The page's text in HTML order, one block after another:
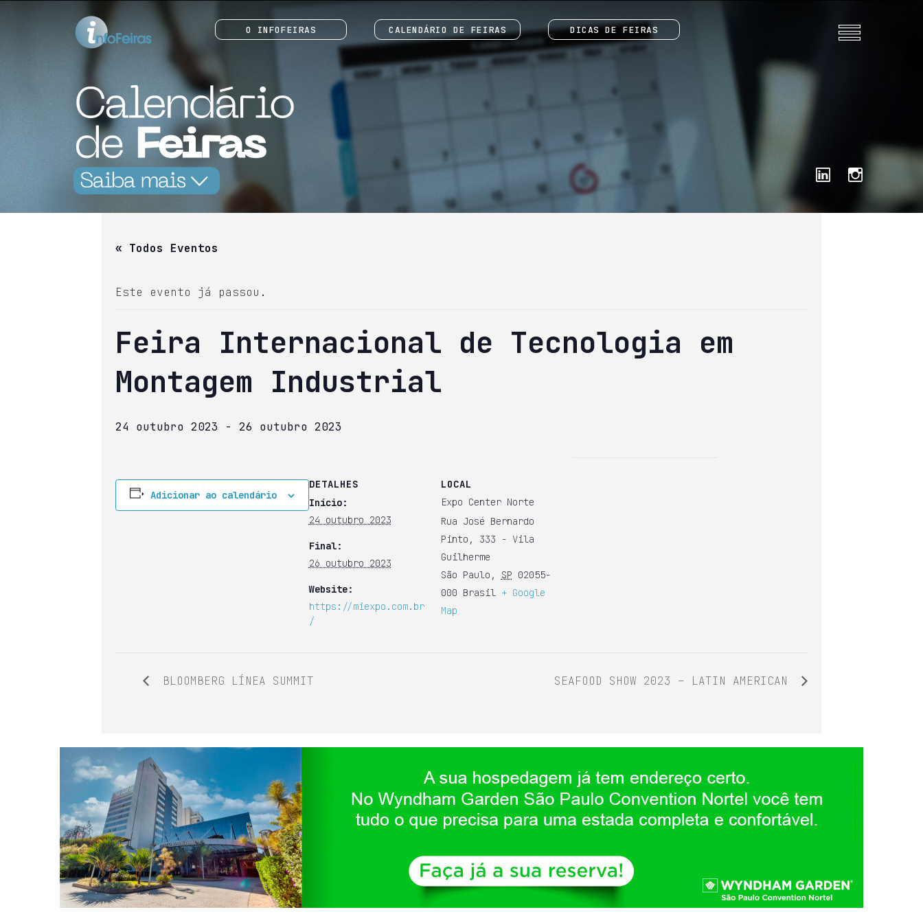
O INFOFEIRAS CALENDÁRIO DE FEIRAS DICAS DE FEIRAS
« Todos Eventos
Este evento já passou.
Feira Internacional de Tecnologia em
Montagem Industrial
24 outubro 2023 - 26 outubro 2023
Adicionar ao calendário
DETALHES
Início:
24 outubro 2023
Final:
26 outubro 2023
Website:
https://miexpo.com.br
/
LOCAL
Expo Center Norte
Rua José Bernardo
Pinto, 333 - Vila
Guilherme
São Paulo , SP 02055-
000 Brasil + Google
Map
BLOOMBERG LÍNEA SUMMIT SEAFOOD SHOW 2023 – LATIN AMERICAN